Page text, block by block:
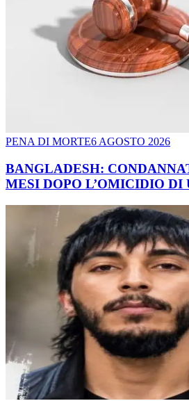
PENA DI MORTE6 AGOSTO 2026
BANGLADESH:
MESI DOPO L’OMICIDIO DI